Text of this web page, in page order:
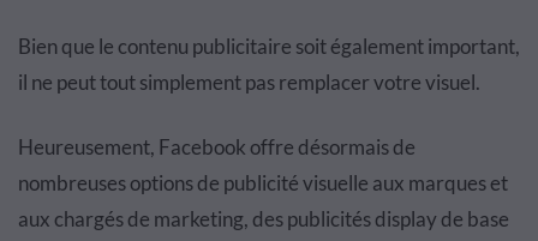
Bien que le contenu publicitaire soit également important,
il ne peut tout simplement pas remplacer votre visuel.
Heureusement, Facebook offre désormais de
nombreuses options de publicité visuelle aux marques et
aux chargés de marketing, des publicités display de base